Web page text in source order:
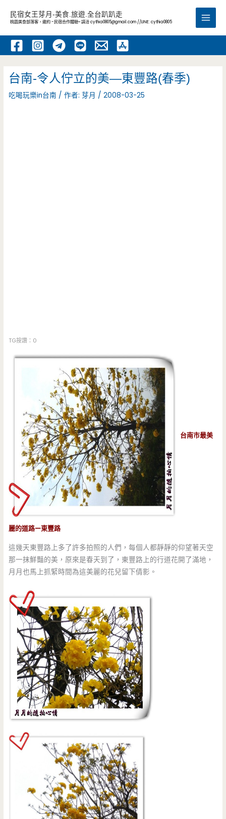
內
民宿女王芽月-美食.旅遊.全台趴趴走
桃園美食部落客，邀約 -民宿合作體驗~ 請洽cythia0805@gmail.com //LINE: cythia0805
Main
台南-令人佇立的美—東豐路(春季)
吃喝玩樂in台南 / 作者:芽月 /2008-03-25
TG按讚：0
台南市最美
麗的道路—東豐路
這幾天東豐路上多了許多拍照的人們，每個人都靜靜的仰望著天空
那一抹鮮豔的美，原來是春天到了，東豐路上的行道花開了滿地，
月月也馬上抓緊時間為這美麗的花兒留下倩影。